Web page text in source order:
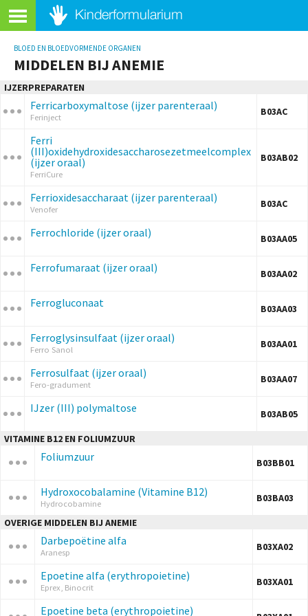
BLOED EN BLOEDVORMENDE ORGANEN
MIDDELEN BIJ ANEMIE
IJZERPREPARATEN
Ferricarboxymaltose (ijzer parenteraal)
Ferinject B03AC
Ferri
(III)oxidehydroxidesaccharosezetmeelcomplex
(ijzer oraal)
FerriCure
B03AB02
Ferrioxidesaccharaat (ijzer parenteraal)
Venofer B03AC
Ferrochloride (ijzer oraal) B03AA05
Ferrofumaraat (ijzer oraal) B03AA02
Ferrogluconaat B03AA03
Ferroglysinsulfaat (ijzer oraal)
Ferro Sanol B03AA01
Ferrosulfaat (ijzer oraal)
Fero-gradument B03AA07
IJzer (III) polymaltose
B03AB05
VITAMINE B12 EN FOLIUMZUUR
Foliumzuur B03BB01
Hydroxocobalamine (Vitamine B12)
Hydrocobamine
B03BA03
OVERIGE MIDDELEN BIJ ANEMIE
Darbepoëtine alfa
Aranesp B03XA02
Epoetine alfa (erythropoietine)
Eprex, Binocrit B03XA01
Epoetine beta (erythropoietine)